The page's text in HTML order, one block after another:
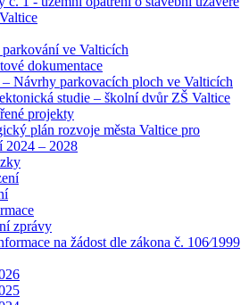
parkování ve Valticích
dokumentace
– Návrhy parkovacích ploch ve Valticích
studie – školní dvůr ZŠ Valtice
projekty
plán rozvoje města Valtice pro
2024 – 2028
zprávy
na žádost dle zákona č. 106⁄1999